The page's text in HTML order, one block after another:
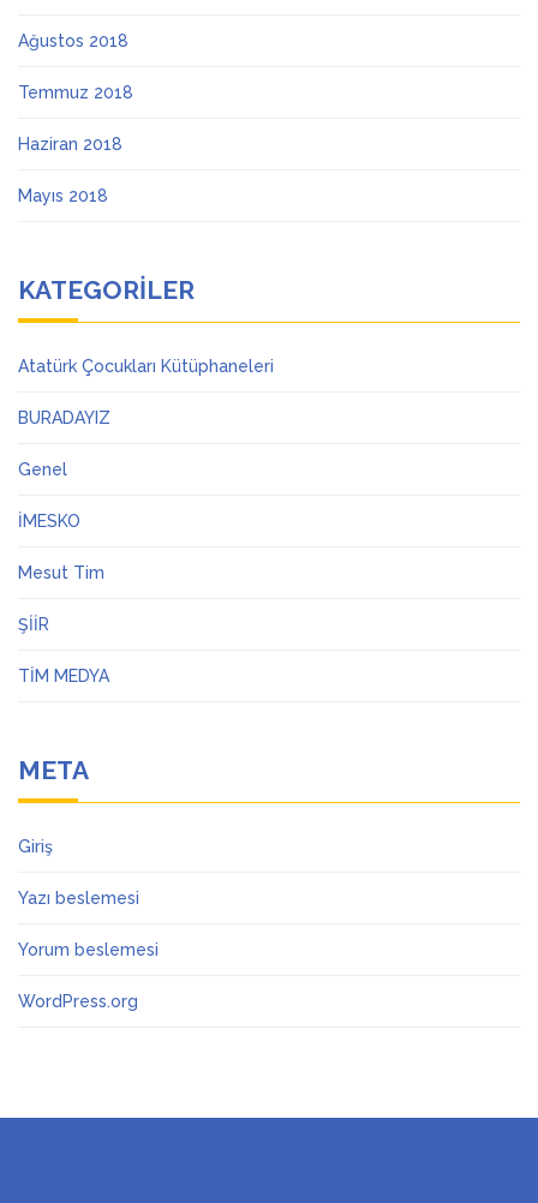
Ağustos 2018
Temmuz 2018
Haziran 2018
Mayıs 2018
KATEGORILER
Atatürk Çocukları Kütüphaneleri
BURADAYIZ
Genel
İMESKO
Mesut Tim
ŞİİR
TİM MEDYA
META
Giriş
Yazı beslemesi
Yorum beslemesi
WordPress.org